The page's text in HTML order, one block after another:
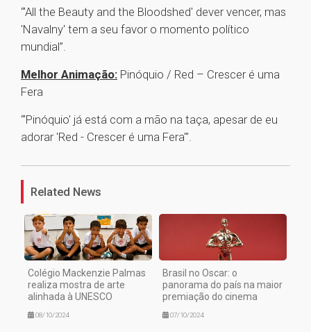
“'All the Beauty and the Bloodshed' dever vencer, mas
'Navalny' tem a seu favor o momento político
mundial”.
Melhor Animação: Pinóquio / Red – Crescer é uma
Fera
“'Pinóquio' já está com a mão na taça, apesar de eu
adorar 'Red - Crescer é uma Fera'".
1
Related News
Colégio Mackenzie Palmas
realiza mostra de arte
alinhada à UNESCO
08/10/2024
Brasil no Oscar: o
panorama do país na maior
premiação do cinema
07/10/2024